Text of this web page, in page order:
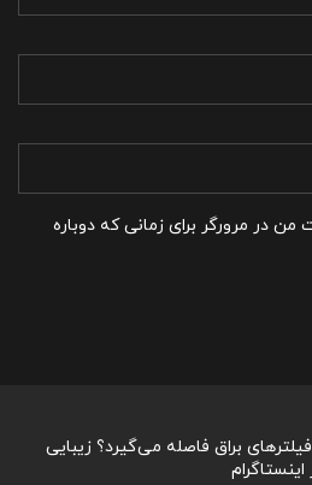
من در مرورگر برای زمانی که دوباره
فیلترهای براق فاصله می‌گیرد؟ زیبایی